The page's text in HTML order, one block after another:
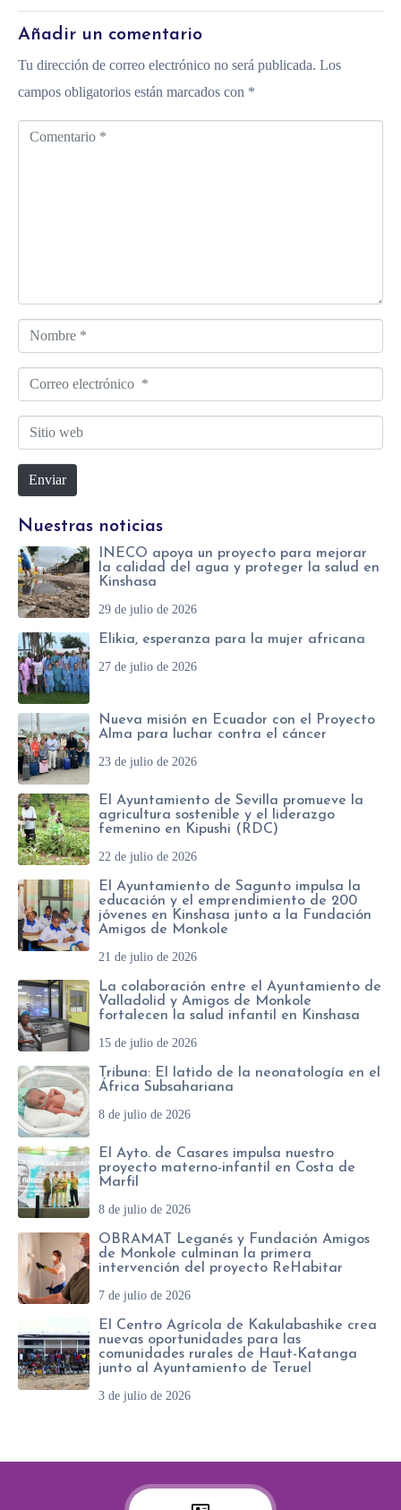
Añadir un comentario
Tu dirección de correo electrónico no será publicada. Los
campos obligatorios están marcados con *
r
i
o
*
b
e
*
r
o
l
e
c
t
r
ó
n
i
c
o
*
o
w
e
b
Enviar
Nuestras noticias
INECO apoya un proyecto para mejorar
la calidad del agua y proteger la salud en
Kinshasa
29 de julio de 2026
Elikia, esperanza para la mujer africana
27 de julio de 2026
Nueva misión en Ecuador con el Proyecto
Alma para luchar contra el cáncer
23 de julio de 2026
El Ayuntamiento de Sevilla promueve la
agricultura sostenible y el liderazgo
femenino en Kipushi (RDC)
22 de julio de 2026
El Ayuntamiento de Sagunto impulsa la
educación y el emprendimiento de 200
jóvenes en Kinshasa junto a la Fundación
Amigos de Monkole
21 de julio de 2026
La colaboración entre el Ayuntamiento de
Valladolid y Amigos de Monkole
fortalecen la salud infantil en Kinshasa
15 de julio de 2026
Tribuna: El latido de la neonatología en el
África Subsahariana
8 de julio de 2026
El Ayto. de Casares impulsa nuestro
proyecto materno-infantil en Costa de
Marfil
8 de julio de 2026
OBRAMAT Leganés y Fundación Amigos
de Monkole culminan la primera
intervención del proyecto ReHabitar
7 de julio de 2026
El Centro Agrícola de Kakulabashike crea
nuevas oportunidades para las
comunidades rurales de Haut-Katanga
junto al Ayuntamiento de Teruel
3 de julio de 2026